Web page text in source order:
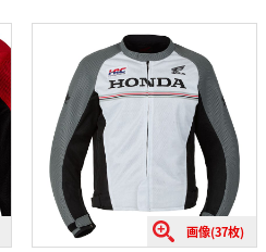
画像(37枚)